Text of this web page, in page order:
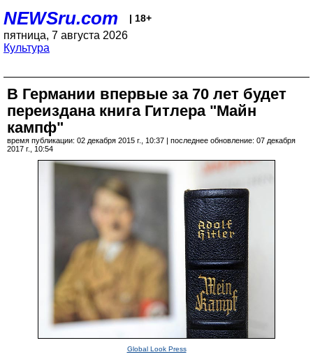
NEWSru.com | 18+
пятница, 7 августа 2026
Культура
В Германии впервые за 70 лет будет
переиздана книга Гитлера "Майн
кампф"
время публикации: 02 декабря 2015 г., 10:37 | последнее обновление: 07 декабря
2017 г., 10:54
Global Look Press